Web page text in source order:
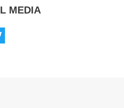
MEDIA